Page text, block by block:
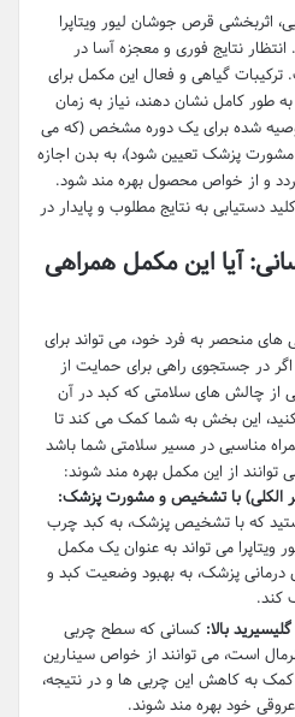
اثربخشی قرص جوشان لیور ویتاپرا
نتایج فوری و معجزه آسا در
گیاهی و فعال این مکمل برای
به طور کامل نشان دهند، نیاز به زمان
شده برای یک دوره مشخص (که می
مشورت پزشک تعیین شود)، به بدن اجازه
و از خواص محصول بهره مند شود.
دستیابی به نتایج مطلوب و پایدار در
آیا این مکمل همراهی
های منحصر به فرد خود، می تواند برای
در جستجوی راهی برای حمایت از
از چالش های سلامتی که کبد در آن
این بخش به شما کمک می کند تا
همراه مناسبی در مسیر سلامتی شما باشد
توانند از این مکمل بهره مند شوند:
الکلی) با تشخیص و مشورت پزشک:
که با تشخیص پزشک، به کبد چرب
ویتاپرا می تواند به عنوان یک مکمل
درمانی پزشک، به بهبود وضعیت کبد و
کند.
بالا: کسانی که سطح چربی
است، می توانند از خواص سینارین
کمک به کاهش این چربی ها و در نتیجه،
خود بهره مند شوند.